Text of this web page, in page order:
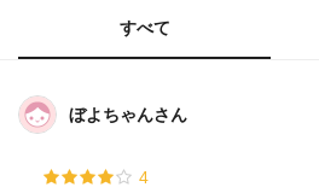
すべて
ぼよちゃんさん
4